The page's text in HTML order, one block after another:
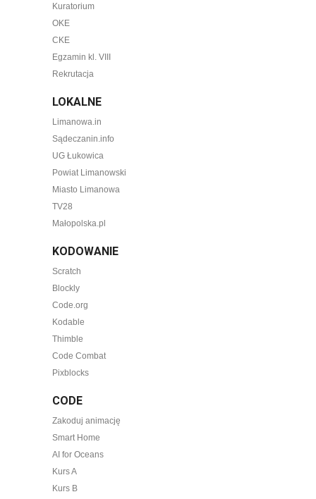
Kuratorium
OKE
CKE
Egzamin kl. VIII
Rekrutacja
LOKALNE
Limanowa.in
Sądeczanin.info
UG Łukowica
Powiat Limanowski
Miasto Limanowa
TV28
Małopolska.pl
KODOWANIE
Scratch
Blockly
Code.org
Kodable
Thimble
Code Combat
Pixblocks
CODE
Zakoduj animację
Smart Home
AI for Oceans
Kurs A
Kurs B